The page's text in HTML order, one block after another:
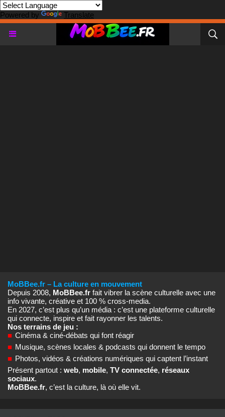
Powered by Translate
MoBBee.fr – La culture en mouvement
Depuis 2008, MoBBee.fr fait vibrer la scène culturelle avec une
info vivante, créative et 100 % cross‑media.
En 2027, c’est plus qu’un média : c’est une plateforme culturelle
qui connecte, inspire et fait rayonner les talents.
Nos terrains de jeu :
■ Cinéma & ciné‑débats qui font réagir
■ Musique, scènes locales & podcasts qui donnent le tempo
■ Photos, vidéos & créations numériques qui captent l’instant
Présent partout : web, mobile, TV connectée, réseaux
sociaux.
MoBBee.fr, c’est la culture, là où elle vit.